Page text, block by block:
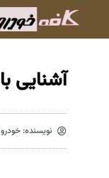
آشنایی
نویسنده: